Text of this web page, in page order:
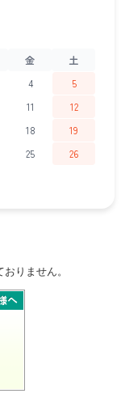
金
土
4
5
11
12
18
19
25
26
りません。